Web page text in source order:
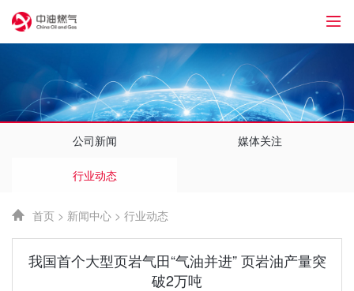
公司新闻 媒体关注
行业动态
首页 > 新闻中心 > 行业动态
我国首个大型页岩气田“气油并进” 页岩油产量突
破2万吨